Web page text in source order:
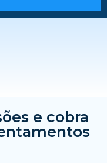
e cobra